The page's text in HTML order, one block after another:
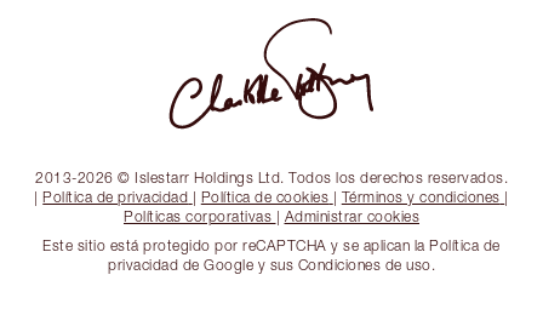
2013-2026 © Islestarr Holdings Ltd. Todos los derechos reservados.
| Política de privacidad | Política de cookies | Términos y condiciones |
Políticas corporativas | Administrar cookies
Este sitio está protegido por reCAPTCHA y se aplican la Política de
privacidad de Google y sus Condiciones de uso.